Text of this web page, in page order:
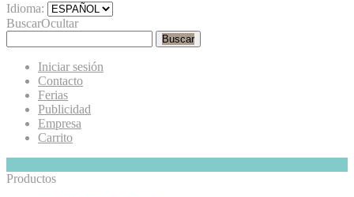
Idioma:
BuscarOcultar
Buscar
Iniciar sesión
Contacto
Ferias
Publicidad
Empresa
Carrito
Productos